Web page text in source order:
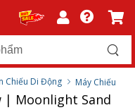
Chiếu Di Động Máy Chiếu
| Moonlight Sand